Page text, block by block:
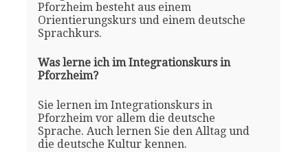
Pforzheim besteht aus einem
Orientierungskurs und einem deutsche
Sprachkurs.
Was lerne ich im Integrationskurs in
Pforzheim?
Sie lernen im Integrationskurs in
Pforzheim vor allem die deutsche
Sprache. Auch lernen Sie den Alltag und
die deutsche Kultur kennen.